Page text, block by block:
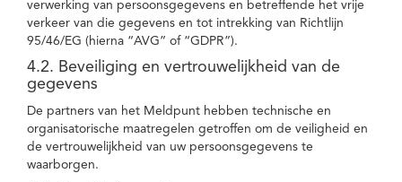
verwerking van persoonsgegevens en betreffende het vrije
verkeer van die gegevens en tot intrekking van Richtlijn
95/46/EG (hierna “AVG” of “GDPR”).
4.2. Beveiliging en vertrouwelijkheid van de
gegevens
De partners van het Meldpunt hebben technische en
organisatorische maatregelen getroffen om de veiligheid en
de vertrouwelijkheid van uw persoonsgegevens te
waarborgen.